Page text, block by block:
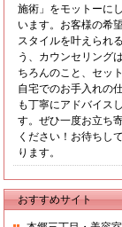
施術」をモットーに
います。お客様の希
スタイルを叶えられ
う、カウンセリング
ちろんのこと、セッ
自宅でのお手入れの
も丁寧にアドバイス
す。ぜひ一度お立ち
ください！お待ちし
ります。
おすすめサイト